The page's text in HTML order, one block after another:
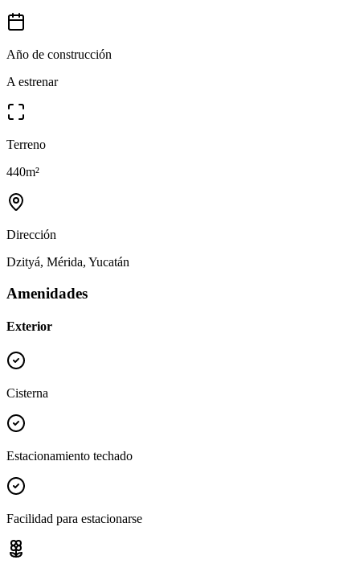
Año de construcción
A estrenar
Terreno
440m²
Dirección
Dzityá, Mérida, Yucatán
Amenidades
Exterior
Cisterna
Estacionamiento techado
Facilidad para estacionarse